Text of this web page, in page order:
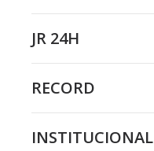
JR 24H
RECORD
INSTITUCIONAL